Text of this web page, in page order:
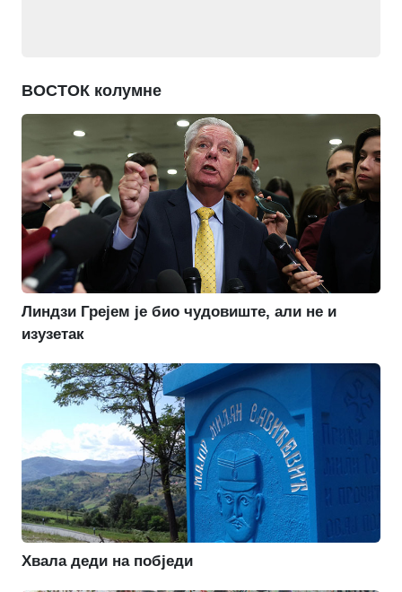
ВОСТОК колумне
Линдзи Грејем је био чудовиште, али не и
изузетак
Хвала деди на побједи